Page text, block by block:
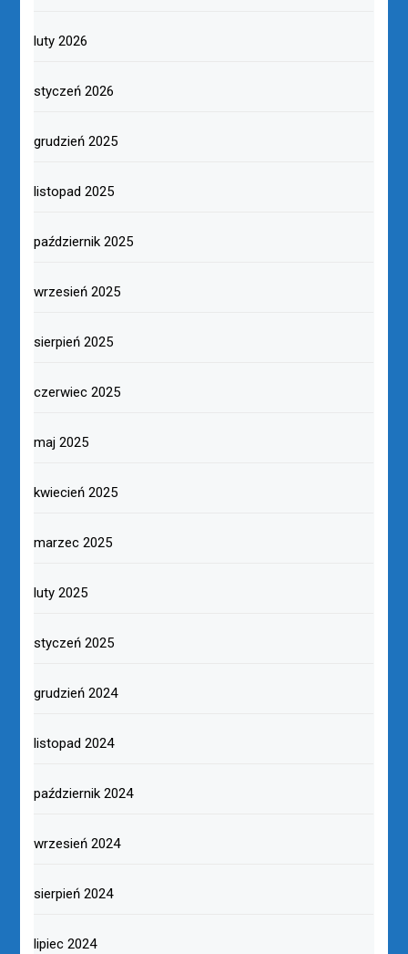
luty 2026
styczeń 2026
grudzień 2025
listopad 2025
październik 2025
wrzesień 2025
sierpień 2025
czerwiec 2025
maj 2025
kwiecień 2025
marzec 2025
luty 2025
styczeń 2025
grudzień 2024
listopad 2024
październik 2024
wrzesień 2024
sierpień 2024
lipiec 2024